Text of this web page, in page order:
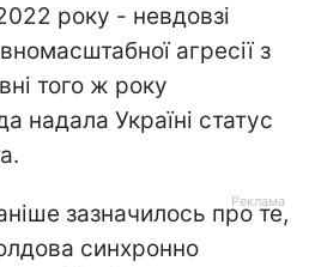
року - невдовзі
агресії з
того ж року
надала Україні статус
зазначилось про те,
синхронно